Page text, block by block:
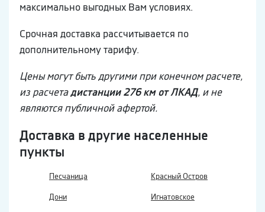
максимально выгодных Вам условиях.
Срочная доставка рассчитывается по
дополнительному тарифу.
Цены могут быть другими при конечном расчете,
из расчетадистанции 276 км от ЛКАД, и не
являются публичной афертой.
Доставка в другие населенные
пункты
Песчаница Красный Остров
Дони Игнатовское